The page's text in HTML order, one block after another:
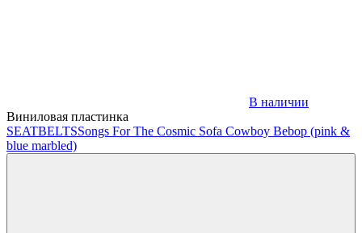
В наличии
Виниловая пластинка
SEATBELTSSongs For The Cosmic Sofa Cowboy Bebop (pink &
blue marbled)